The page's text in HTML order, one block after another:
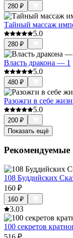
280 ₽
Тайный массаж
5.0
280 ₽
Власть дракона — 1
5.0
480 ₽
Разожги в себе
5.0
200 ₽
Показать ещё
Рекомендуемые
108 Буддийских
160 ₽
160 ₽
3.03
100 секретов